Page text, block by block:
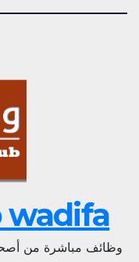
wadifa
وظائف مباشرة من